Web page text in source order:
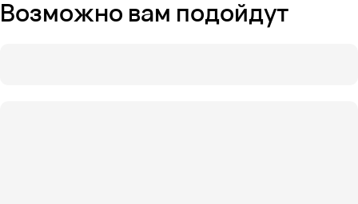
Возможно вам подойдут